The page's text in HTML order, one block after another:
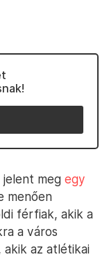
meg egy
menően
férfiak, akik a
a város
az atlétikai